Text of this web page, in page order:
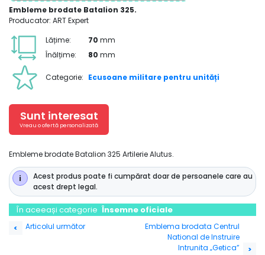
Embleme brodate Batalion 325.
Producator: ART Expert
Lățime:
70 mm
Înălțime:
80 mm
Categorie: Ecusoane militare pentru unități
Sunt interesat
Vreau o ofertă personalizată
Embleme brodate Batalion 325 Artilerie Alutus.
Acest produs poate fi cumpărat doar de persoanele care au
acest drept legal.
În aceeași categorie Însemne oficiale
Navigare
Emblema brodata Centrul
National de Instruire
Intrunita „Getica”
>
< Articolul următor